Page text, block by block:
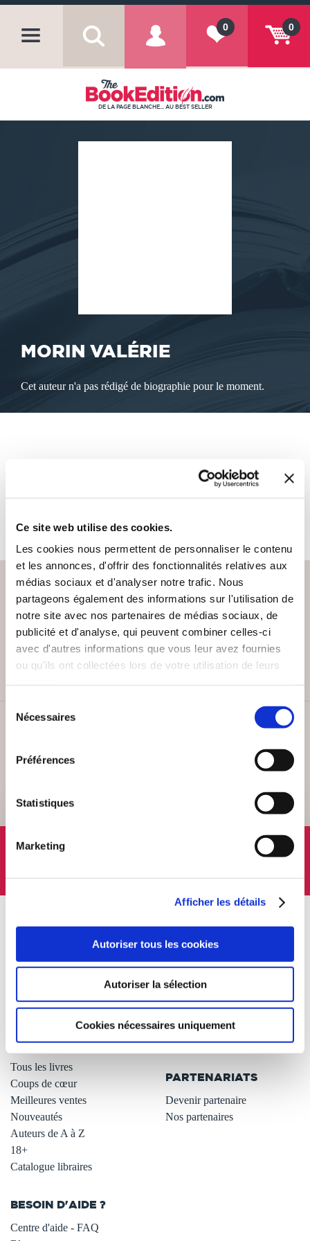
Ce site web utilise des cookies.
Les cookies nous permettent de personnaliser le contenu
et les annonces, d'offrir des fonctionnalités relatives aux
médias sociaux et d'analyser notre trafic. Nous
partageons également des informations sur l'utilisation de
notre site avec nos partenaires de médias sociaux, de
publicité et d'analyse, qui peuvent combiner celles-ci
avec d'autres informations que vous leur avez fournies
ou qu'ils ont collectées lors de votre utilisation de leurs
Nécessaires
Préférences
Statistiques
Marketing
Afficher les détails
Autoriser tous les cookies
Autoriser la sélection
Cookies nécessaires uniquement
0
0
DE LA PAGE BLANCHE... AU BEST SELLER
MORIN VALÉRIE
Cet auteur n'a pas rédigé de biographie pour le moment.
pour le moment.
PAIEMENT SÉCURISÉ
À PROPOS
L'auto-édition
Nos services aux auteurs
LIBRAIRIE
Tous les livres
Coups de cœur
Meilleures ventes
Nouveautés
Auteurs de A à Z
18+
Catalogue libraires
OFFRES
Remises quantités -42%
Avantages libraires -30%
Parrainage : partagez 5€
Programme de fidélité
.
PARTENARIATS
Devenir partenaire
Nos partenaires
BESOIN D'AIDE ?
Centre d'aide - FAQ